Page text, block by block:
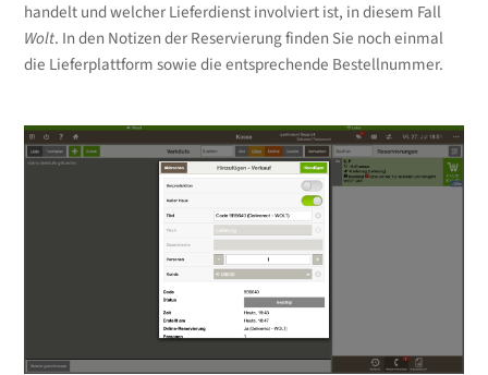
handelt und welcher Lieferdienst involviert ist, in diesem Fall
Wolt. In den Notizen der Reservierung finden Sie noch einmal
die Lieferplattform sowie die entsprechende Bestellnummer.